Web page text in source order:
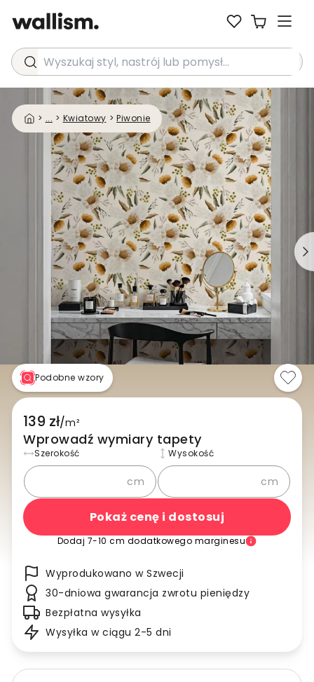
Wyszukaj styl, nastrój lub pomysł...
> ... > Kwiatowy > Piwonie
Podobne wzory
139 zł/m²
Wprowadź wymiary tapety
Szerokość
cm
Wysokość
cm
Pokaż cenę i dostosuj
Dodaj 7-10 cm dodatkowego marginesu
Wyprodukowano w Szwecji
30-dniowa gwarancja zwrotu pieniędzy
Bezpłatna wysyłka
Wysyłka w ciągu 2-5 dni